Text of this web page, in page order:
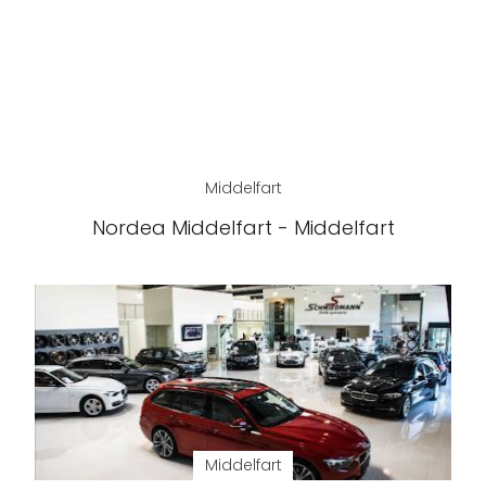
Middelfart
Nordea Middelfart - Middelfart
Middelfart